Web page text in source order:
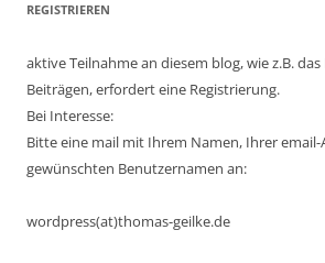
REGISTRIEREN
aktive Teilnahme an diesem blog, wie z.B.
Beiträgen, erfordert eine Registrierung.
Bei Interesse:
Bitte eine mail mit Ihrem Namen, Ihrer email-
gewünschten Benutzernamen an:
wordpress(at)thomas-geilke.de